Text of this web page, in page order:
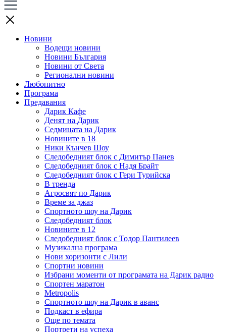
Новини
Водещи новини
Новини България
Новини от Света
Регионални новини
Любопитно
Програма
Предавания
Дарик Кафе
Денят на Дарик
Седмицата на Дарик
Новините в 18
Ники Кънчев Шоу
Следобедният блок с Димитър Панев
Следобедният блок с Надя Брайт
Следобедният блок с Гери Турийска
В тренда
Агросвят по Дарик
Време за джаз
Спортното шоу на Дарик
Следобедният блок
Новините в 12
Следобедният блок с Тодор Пантилеев
Музикална програма
Нови хоризонти с Лили
Спортни новини
Избрани моменти от програмата на Дарик радио
Спортен маратон
Metropolis
Спортното шоу на Дарик в аванс
Подкаст в ефира
Още по темата
Портрети на успеха